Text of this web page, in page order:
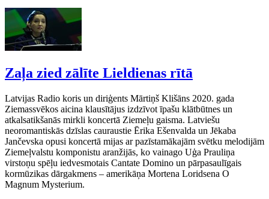
Zaļa zied zālīte Lieldienas rītā
Latvijas Radio koris un diriģents Mārtiņš Klišāns 2020. gada
Ziemassvēkos aicina klausītājus izdzīvot īpašu klātbūtnes un
atkalsatikšanās mirkli koncertā Ziemeļu gaisma. Latviešu
neoromantiskās dzīslas cauraustie Ērika Ešenvalda un Jēkaba
Jančevska opusi koncertā mijas ar pazīstamākajām svētku melodijām
Ziemeļvalstu komponistu aranžijās, ko vainago Uģa Prauliņa
virstoņu spēļu iedvesmotais Cantate Domino un pārpasaulīgais
kormūzikas dārgakmens – amerikāņa Mortena Loridsena O
Magnum Mysterium.